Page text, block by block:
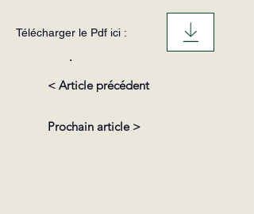
Télécharger le Pdf ici :
.
< Article précédent
Prochain article >